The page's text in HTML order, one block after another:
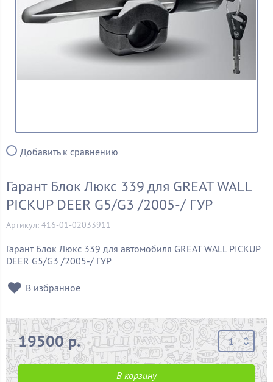
Добавить к сравнению
Гарант Блок Люкс 339 для GREAT WALL
PICKUP DEER G5/G3 /2005-/ ГУР
Артикул: 416-01-02033911
Гарант Блок Люкс 339 для автомобиля GREAT WALL PICKUP
DEER G5/G3 /2005-/ ГУР
В избранное
19500 р.
В корзину